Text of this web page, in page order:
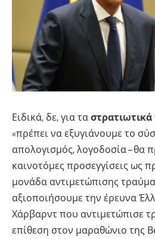
Ειδικά, δε, για τα
«πρέπει να εξυγιάνουμε το
απολογισμός, λογοδοσία – θα
καινοτόμες προσεγγίσεις ως
μονάδα αντιμετώπισης
αξιοποιήσουμε την έρευνα
Χάρβαρντ που αντιμετώπισε
επίθεση στον μαραθώνιο της